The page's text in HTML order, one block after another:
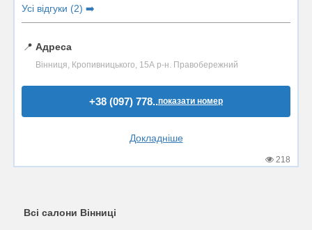
Усі відгуки (2) ➡️
📍 Адреса
Вінниця, Кропивницького, 15А р-н. Правобережний
+38 (097) 778..показати номер
Докладніше
218
Всі салони Вінниці